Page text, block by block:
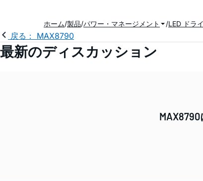
ホーム 製品 パワー・マネージメント LED ドラ
戻る： MAX8790
最新のディスカッション